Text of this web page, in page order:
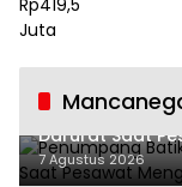
Penumpang
Darurat Saat
di Dalam Kabin
7 Agustus 2026